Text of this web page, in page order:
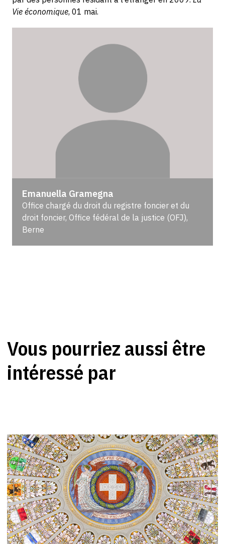
Vie économique, 01 mai.
Emanuella Gramegna
Office chargé du droit du registre foncier et du
droit foncier, Office fédéral de la justice (OFJ),
Berne
Vous pourriez aussi être
intéressé par